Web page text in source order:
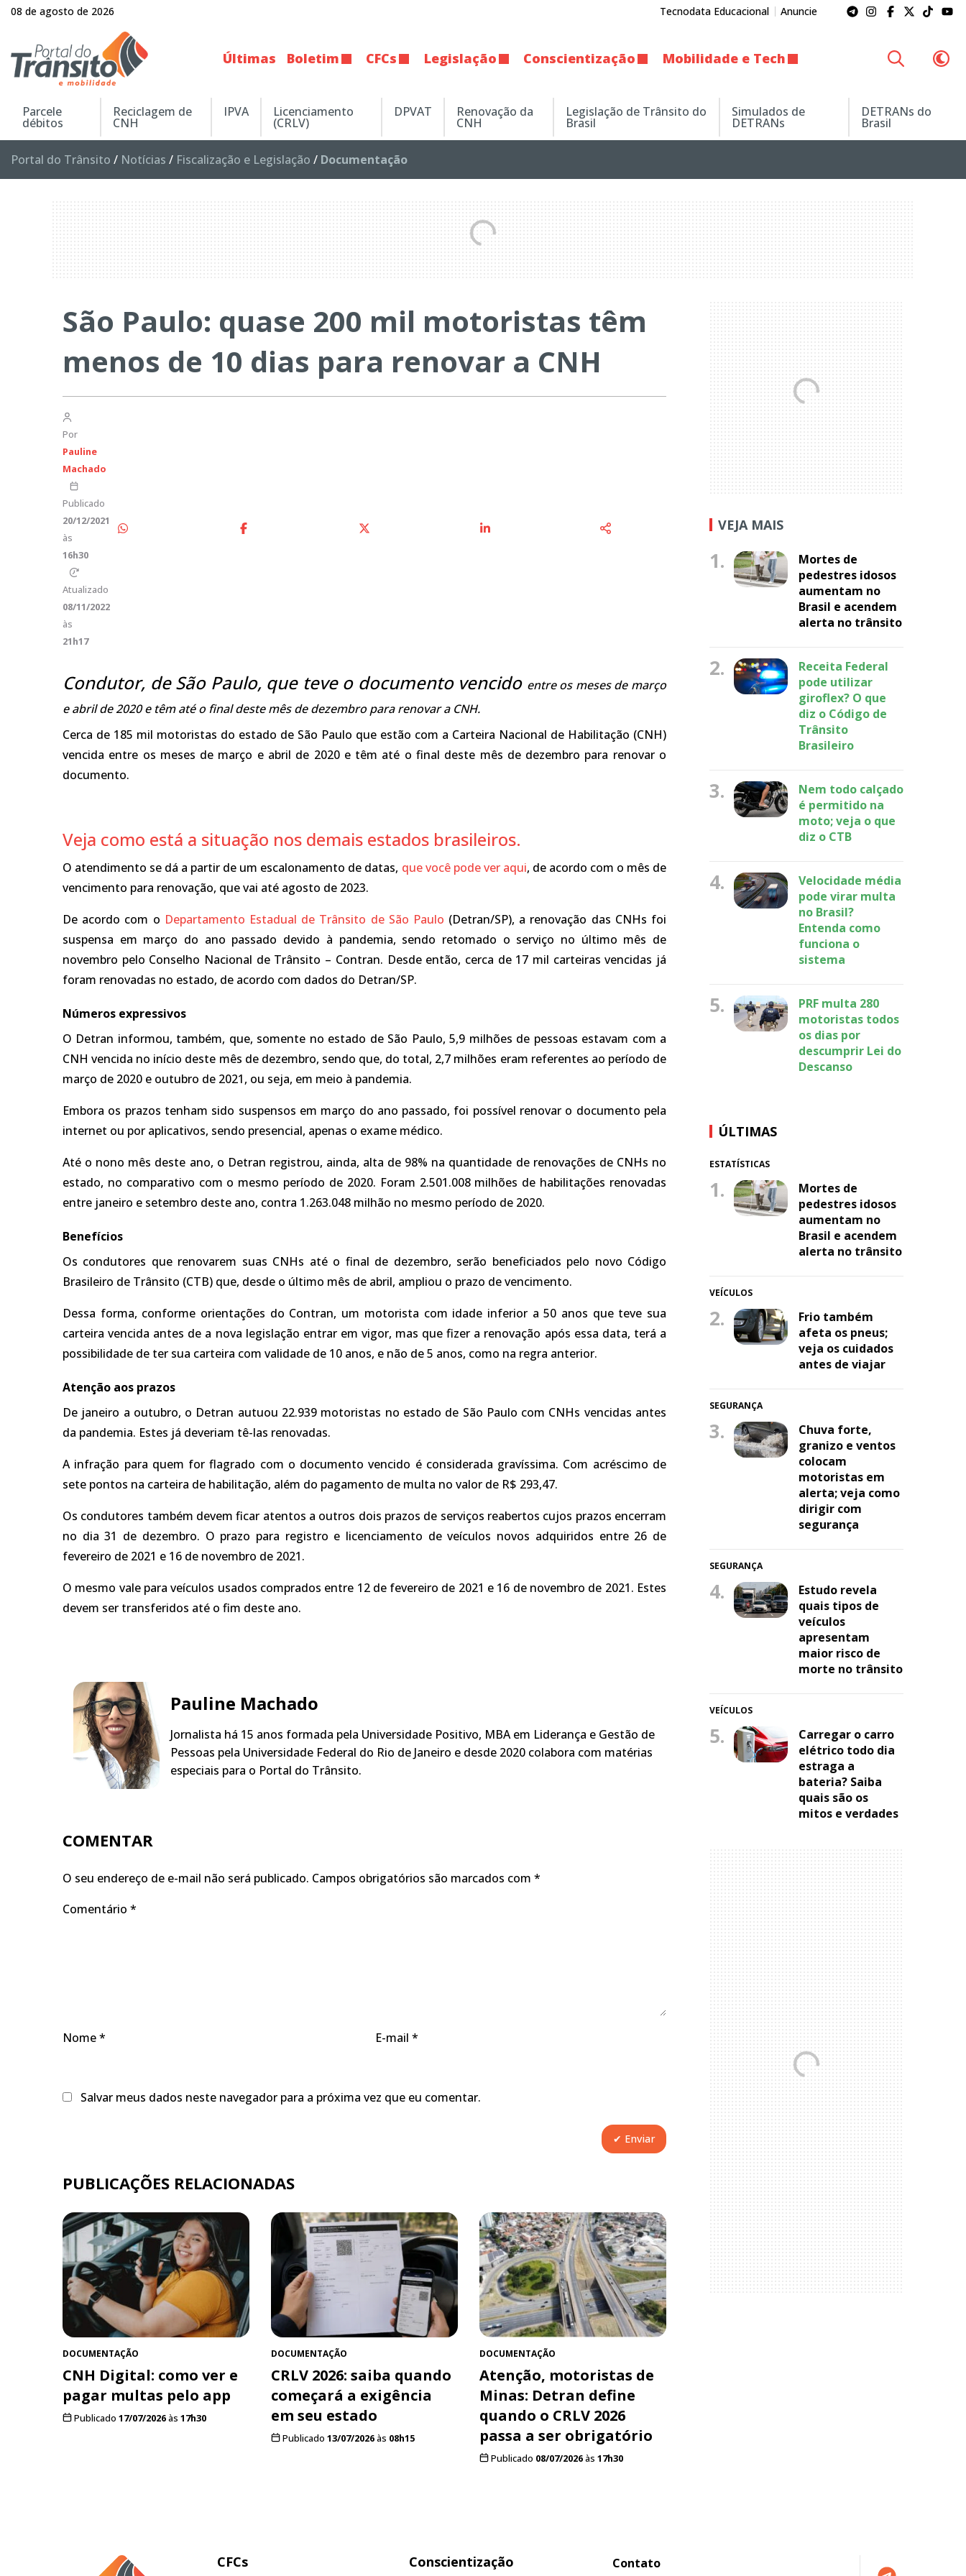
08 de agosto de 2026 Tecnodata Educacional Anuncie
Últimas Boletim CFCs Legislação Conscientização Mobilidade e Tech
Parcele
débitos
Reciclagem de
CNH
IPVA Licenciamento
(CRLV)
DPVAT Renovação da
CNH
Legislação de Trânsito do
Brasil
Simulados de
DETRANs
DETRANs do
Brasil
Portal do Trânsito / Notícias / Fiscalização e Legislação / Documentação
São Paulo: quase 200 mil motoristas têm
menos de 10 dias para renovar a CNH
Por
Pauline
Machado
Publicado
20/12/2021
às
16h30
Atualizado
08/11/2022
às
21h17
Condutor, de São Paulo, que teve o documento vencido entre os meses de março
e abril de 2020 e têm até o final deste mês de dezembro para renovar a CNH.
Cerca de 185 mil motoristas do estado de São Paulo que estão com a Carteira Nacional de Habilitação (CNH)
vencida entre os meses de março e abril de 2020 e têm até o final deste mês de dezembro para renovar o
documento.
Veja como está a situação nos demais estados brasileiros.
O atendimento se dá a partir de um escalonamento de datas, que você pode ver aqui, de acordo com o mês de
vencimento para renovação, que vai até agosto de 2023.
De acordo com o Departamento Estadual de Trânsito de São Paulo (Detran/SP), a renovação das CNHs foi
suspensa em março do ano passado devido à pandemia, sendo retomado o serviço no último mês de
novembro pelo Conselho Nacional de Trânsito – Contran. Desde então, cerca de 17 mil carteiras vencidas já
foram renovadas no estado, de acordo com dados do Detran/SP.
Números expressivos
O Detran informou, também, que, somente no estado de São Paulo, 5,9 milhões de pessoas estavam com a
CNH vencida no início deste mês de dezembro, sendo que, do total, 2,7 milhões eram referentes ao período de
março de 2020 e outubro de 2021, ou seja, em meio à pandemia.
Embora os prazos tenham sido suspensos em março do ano passado, foi possível renovar o documento pela
internet ou por aplicativos, sendo presencial, apenas o exame médico.
Até o nono mês deste ano, o Detran registrou, ainda, alta de 98% na quantidade de renovações de CNHs no
estado, no comparativo com o mesmo período de 2020. Foram 2.501.008 milhões de habilitações renovadas
entre janeiro e setembro deste ano, contra 1.263.048 milhão no mesmo período de 2020.
Benefícios
Os condutores que renovarem suas CNHs até o final de dezembro, serão beneficiados pelo novo Código
Brasileiro de Trânsito (CTB) que, desde o último mês de abril, ampliou o prazo de vencimento.
Dessa forma, conforme orientações do Contran, um motorista com idade inferior a 50 anos que teve sua
carteira vencida antes de a nova legislação entrar em vigor, mas que fizer a renovação após essa data, terá a
possibilidade de ter sua carteira com validade de 10 anos, e não de 5 anos, como na regra anterior.
Atenção aos prazos
De janeiro a outubro, o Detran autuou 22.939 motoristas no estado de São Paulo com CNHs vencidas antes
da pandemia. Estes já deveriam tê-las renovadas.
A infração para quem for flagrado com o documento vencido é considerada gravíssima. Com acréscimo de
sete pontos na carteira de habilitação, além do pagamento de multa no valor de R$ 293,47.
Os condutores também devem ficar atentos a outros dois prazos de serviços reabertos cujos prazos encerram
no dia 31 de dezembro. O prazo para registro e licenciamento de veículos novos adquiridos entre 26 de
fevereiro de 2021 e 16 de novembro de 2021.
O mesmo vale para veículos usados comprados entre 12 de fevereiro de 2021 e 16 de novembro de 2021. Estes
devem ser transferidos até o fim deste ano.
Pauline Machado
Jornalista há 15 anos formada pela Universidade Positivo, MBA em Liderança e Gestão de
Pessoas pela Universidade Federal do Rio de Janeiro e desde 2020 colabora com matérias
especiais para o Portal do Trânsito.
COMENTAR
O seu endereço de e-mail não será publicado. Campos obrigatórios são marcados com *
Comentário *
Nome* E-mail *
Salvar meus dados neste navegador para a próxima vez que eu comentar.
PUBLICAÇÕES RELACIONADAS
DOCUMENTAÇÃO
CNH Digital: como ver e
pagar multas pelo app
Publicado 17/07/2026às 17h30
DOCUMENTAÇÃO
CRLV 2026: saiba quando
começará a exigência
em seu estado
Publicado 13/07/2026às 08h15
DOCUMENTAÇÃO
Atenção, motoristas de
Minas: Detran define
quando o CRLV 2026
passa a ser obrigatório
Publicado 08/07/2026às 17h30
VEJA MAIS
1.
Mortes de
pedestres idosos
aumentam no
Brasil e acendem
alerta no trânsito
2.
Receita Federal
pode utilizar
giroflex? O que
diz o Código de
Trânsito
Brasileiro
3.
Nem todo calçado
é permitido na
moto; veja o que
diz o CTB
4.
Velocidade média
pode virar multa
no Brasil?
Entenda como
funciona o
sistema
5.
PRF multa 280
motoristas todos
os dias por
descumprir Lei do
Descanso
ÚLTIMAS
ESTATÍSTICAS
1.
Mortes de
pedestres idosos
aumentam no
Brasil e acendem
alerta no trânsito
VEÍCULOS
2.
Frio também
afeta os pneus;
veja os cuidados
antes de viajar
SEGURANÇA
3.
Chuva forte,
granizo e ventos
colocam
motoristas em
alerta; veja como
dirigir com
segurança
SEGURANÇA
4.
Estudo revela
quais tipos de
veículos
apresentam
maior risco de
morte no trânsito
VEÍCULOS
5.
Carregar o carro
elétrico todo dia
estraga a
bateria? Saiba
quais são os
mitos e verdades
CFCs Conscientização Contato